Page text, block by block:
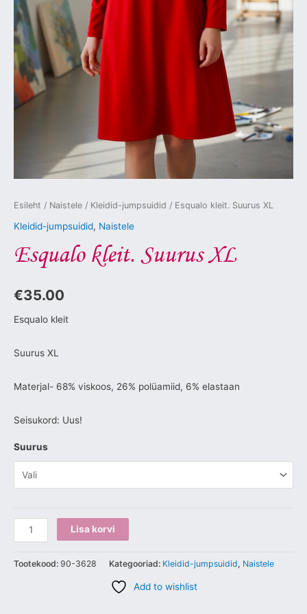
Esileht / Naistele / Kleidid-jumpsuidid / Esqualo kleit. Suurus XL
Kleidid-jumpsuidid, Naistele
Esqualo kleit. Suurus XL
€35.00
Esqualo kleit
Suurus XL
Materjal- 68% viskoos, 26% polüamiid, 6% elastaan
Seisukord: Uus!
Suurus
Lisa korvi
Tootekood: 90-3628 Kategooriad: Kleidid-jumpsuidid, Naistele
Add to wishlist